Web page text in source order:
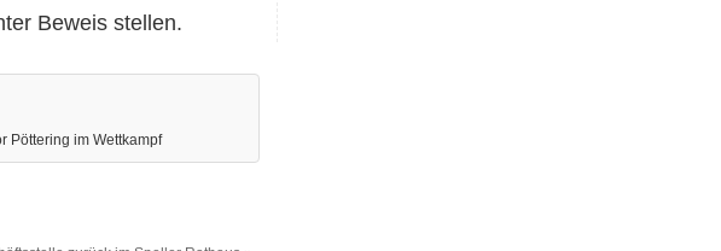
Beweis stellen.
Pöttering im Wettkampf